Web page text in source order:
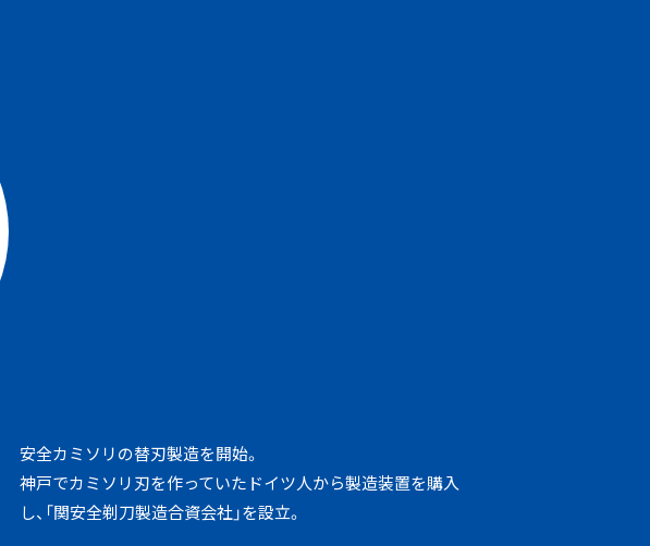
安全カミソリの替刃製造を開始。
神戸でカミソリ刃を作っていたドイツ人から製造装置を購入
し、「関安全剃刀製造合資会社」を設立。